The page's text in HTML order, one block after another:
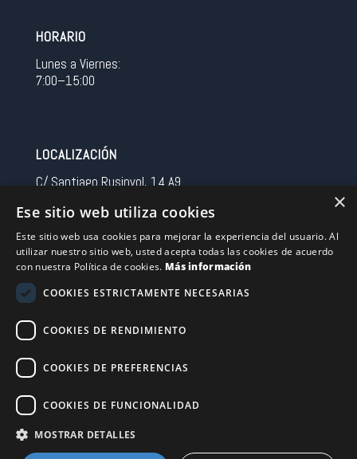
HORARIO
Lunes a Viernes:
7:00–15:00
LOCALIZACIÓN
C/ Santiago Rusinyol, 14 A9
Spain
CONTACTO
Tel 0034 93 713 37 30
sermovil@sertronic.es
Acceso intranet para representantes
×
Ese sitio web utiliza cookies
Este sitio web usa cookies para mejorar la experiencia del usuario. Al
utilizar nuestro sitio web, usted acepta todas las cookies de acuerdo
con nuestra Política de cookies. Más información
COOKIES ESTRICTAMENTE NECESARIAS
COOKIES DE RENDIMIENTO
COOKIES DE PREFERENCIAS
COOKIES DE FUNCIONALIDAD
MOSTRAR DETALLES